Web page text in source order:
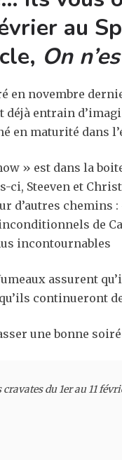
au
On
en novembre
déjà entrain
en maturité dans
» est dans la
ci, Steeven et
d’autres chemins
de
incontournables
assurent
continueront
une bonne
cravates du 1er au 11